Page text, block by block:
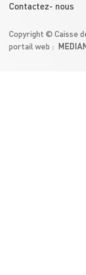
Contactez- nous
Copyright © Caisse
portail web :